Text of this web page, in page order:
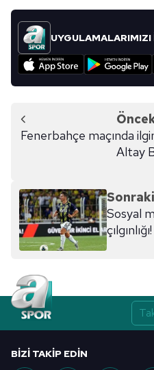
UYGULAMALARIMIZI
Fenerbahçe maçında
Altay
Sosyal
BIZI TAKIP EDIN